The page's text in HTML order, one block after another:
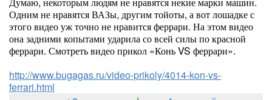
Одним не нравятся ВАЗы, другим тойоты, а вот лошадке с
этого видео уж точно не нравится феррари. На этом видео
она задними копытами ударила со всей силы по красной
феррари. Смотреть видео прикол «Конь VS феррари».
http://www.bugagas.ru/video-prikoly/4014-kon-vs-
ferrari.html